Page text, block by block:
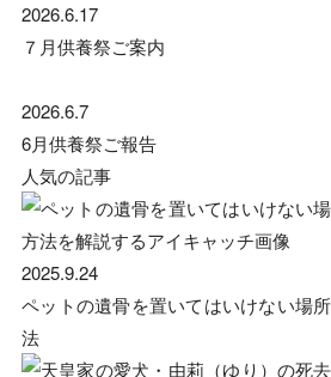
2026.6.17
７月供養祭ご案内
2026.6.7
6月供養祭ご報告
人気の記事
2025.9.24
ペットの遺骨を置いてはいけない場
法